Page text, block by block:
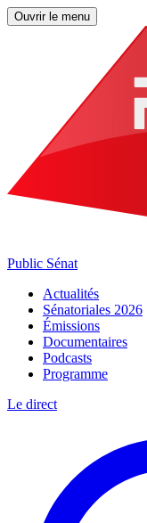
Ouvrir le menu
Public Sénat
Actualités
Sénatoriales 2026
Émissions
Documentaires
Podcasts
Programme
Le direct